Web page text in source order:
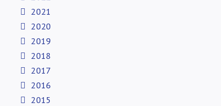
2021
2020
2019
2018
2017
2016
2015